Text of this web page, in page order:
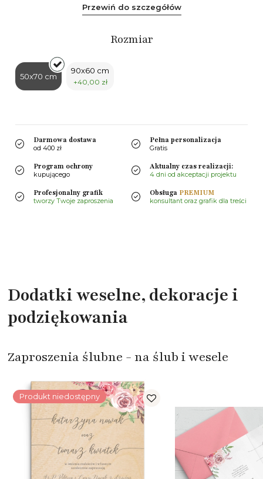
Przewiń do szczegółów
Rozmiar
50x70 cm
90x60 cm
+40,00 zł
Darmowa dostawa
od 400 zł
Pełna personalizacja
Gratis
Program ochrony
kupującego
Aktualny czas realizacji:
4 dni od akceptacji projektu
Profesjonalny grafik
tworzy Twoje zaproszenia
Obsługa PREMIUM
konsultant oraz grafik dla treści
Dodatki weselne, dekoracje i
podziękowania
Zaproszenia ślubne - na ślub i wesele
Produkt niedostępny